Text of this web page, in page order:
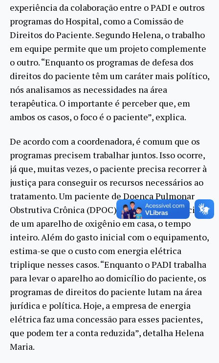
experiência da colaboração entre o PADI e outros
programas do Hospital, como a Comissão de
Direitos do Paciente. Segundo Helena, o trabalho
em equipe permite que um projeto complemente
o outro. “Enquanto os programas de defesa dos
direitos do paciente têm um caráter mais político,
nós analisamos as necessidades na área
terapêutica. O importante é perceber que, em
ambos os casos, o foco é o paciente”, explica.
De acordo com a coordenadora, é comum que os
programas precisem trabalhar juntos. Isso ocorre,
já que, muitas vezes, o paciente precisa recorrer à
justiça para conseguir os recursos necessários ao
tratamento. Um paciente de Doença Pulmonar
Obstrutiva Crônica (DPOC), por exemplo, precisa
de um aparelho de oxigênio em casa, o tempo
inteiro. Além do gasto inicial com o equipamento,
estima-se que o custo com energia elétrica
triplique nesses casos. “Enquanto o PADI trabalha
para levar o aparelho ao domicílio do paciente, os
programas de direitos do paciente lutam na área
jurídica e política. Hoje, a empresa de energia
elétrica faz uma concessão para esses pacientes,
que podem ter a conta reduzida”, detalha Helena
Maria.